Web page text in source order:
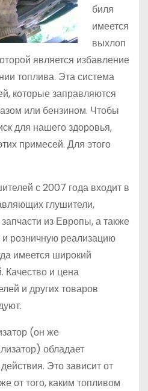
биля
имеется
выхлоп
является избавление
топлива. Эта система
которые заправляются
или бензином. Чтобы
для нашего здоровья,
примесей. Для этого
с 2007 года входит в
глушители,
из Европы, а также
розничную реализацию
имеется широкий
Качество и цена
и других товаров
(он же
обладает
Это зависит от
от того, каким топливом